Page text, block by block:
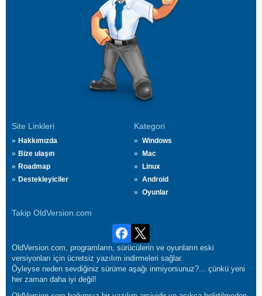
Site Linkleri
Hakkımızda
Bize ulaşın
Roadmap
Destekleyiciler
Kategori
Windows
Mac
Linux
Android
Oyunlar
Takip OldVersion.com
OldVersion.com, programların, sürücülerin ve oyunların eski
versiyonları için ücretsiz yazılım indirmeleri sağlar.
Öyleyse neden sevdiğiniz sürüme aşağı inmiyorsunuz?... çünkü yeni
her zaman daha iyi değil!